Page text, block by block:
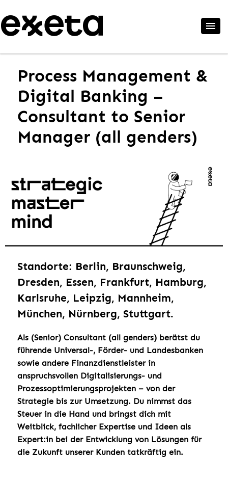
Process Management &
Digital Banking –
Consultant to Senior
Manager (all genders)
Standorte: Berlin, Braunschweig,
Dresden, Essen, Frankfurt, Hamburg,
Karlsruhe, Leipzig, Mannheim,
München, Nürnberg, Stuttgart.
Als (Senior) Consultant (all genders) berätst du
führende Universal-, Förder- und Landesbanken
sowie andere Finanzdienstleister in
anspruchsvollen Digitalisierungs- und
Prozessoptimierungsprojekten – von der
Strategie bis zur Umsetzung. Du nimmst das
Steuer in die Hand und bringst dich mit
Weitblick, fachlicher Expertise und Ideen als
Expert:in bei der Entwicklung von Lösungen für
die Zukunft unserer Kunden tatkräftig ein.